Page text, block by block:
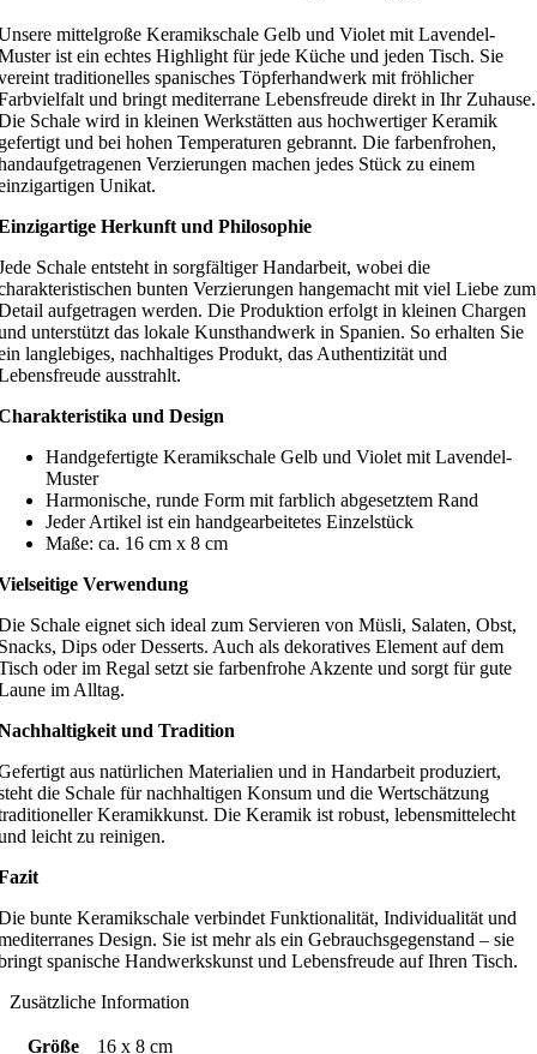
mittelgroße Keramikschale Gelb und Violet mit Lavendel-
ist ein echtes Highlight für jede Küche und jeden Tisch. Sie
traditionelles spanisches Töpferhandwerk mit fröhlicher
und bringt mediterrane Lebensfreude direkt in Ihr Zuhause.
Schale wird in kleinen Werkstätten aus hochwertiger Keramik
und bei hohen Temperaturen gebrannt. Die farbenfrohen,
Verzierungen machen jedes Stück zu einem
Unikat.
Herkunft und Philosophie
Schale entsteht in sorgfältiger Handarbeit, wobei die
bunten Verzierungen hangemacht mit viel Liebe zum
aufgetragen werden. Die Produktion erfolgt in kleinen Chargen
unterstützt das lokale Kunsthandwerk in Spanien. So erhalten Sie
langlebiges, nachhaltiges Produkt, das Authentizität und
ausstrahlt.
und Design
Handgefertigte Keramikschale Gelb und Violet mit Lavendel-
Muster
Harmonische, runde Form mit farblich abgesetztem Rand
Jeder Artikel ist ein handgearbeitetes Einzelstück
Maße: ca. 16 cm x 8 cm
Verwendung
Schale eignet sich ideal zum Servieren von Müsli, Salaten, Obst,
Dips oder Desserts. Auch als dekoratives Element auf dem
oder im Regal setzt sie farbenfrohe Akzente und sorgt für gute
im Alltag.
und Tradition
aus natürlichen Materialien und in Handarbeit produziert,
die Schale für nachhaltigen Konsum und die Wertschätzung
Keramikkunst. Die Keramik ist robust, lebensmittelecht
leicht zu reinigen.
bunte Keramikschale verbindet Funktionalität, Individualität und
Design. Sie ist mehr als ein Gebrauchsgegenstand – sie
spanische Handwerkskunst und Lebensfreude auf Ihren Tisch.
Zusätzliche Information
Größe 16 x 8 cm